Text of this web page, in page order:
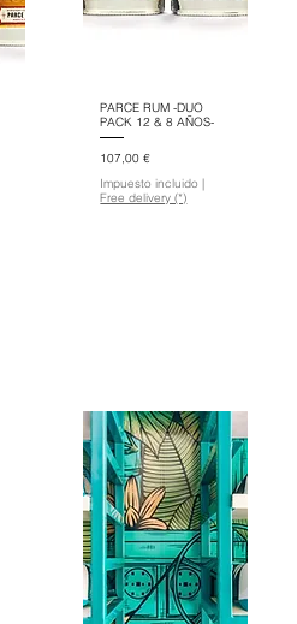
PARCE RUM -DUO
PACK 12 & 8 AÑOS-
Precio
107,00 €
Impuesto incluido |
Free delivery (*)